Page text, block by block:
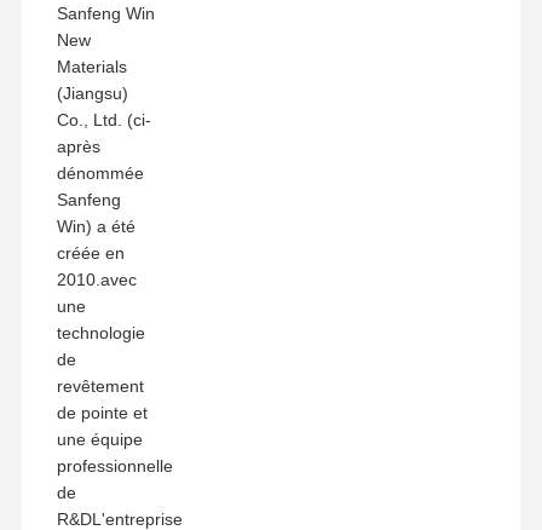
Sanfeng Win
New
Materials
(Jiangsu)
Co., Ltd. (ci-
après
dénommée
Sanfeng
Win) a été
créée en
2010.avec
une
technologie
de
revêtement
de pointe et
une équipe
professionnelle
de
R&DL'entreprise